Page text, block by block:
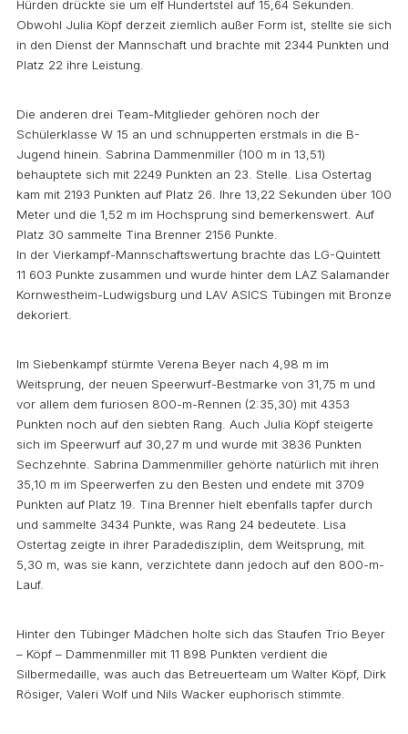
Hürden drückte sie um elf Hundertstel auf 15,64 Sekunden.
Obwohl Julia Köpf derzeit ziemlich außer Form ist, stellte sie sich
in den Dienst der Mannschaft und brachte mit 2344 Punkten und
Platz 22 ihre Leistung.
Die anderen drei Team-Mitglieder gehören noch der
Schülerklasse W 15 an und schnupperten erstmals in die B-
Jugend hinein. Sabrina Dammenmiller (100 m in 13,51)
behauptete sich mit 2249 Punkten an 23. Stelle. Lisa Ostertag
kam mit 2193 Punkten auf Platz 26. Ihre 13,22 Sekunden über 100
Meter und die 1,52 m im Hochsprung sind bemerkenswert. Auf
Platz 30 sammelte Tina Brenner 2156 Punkte.
In der Vierkampf-Mannschaftswertung brachte das LG-Quintett
11 603 Punkte zusammen und wurde hinter dem LAZ Salamander
Kornwestheim-Ludwigsburg und LAV ASICS Tübingen mit Bronze
dekoriert.
Im Siebenkampf stürmte Verena Beyer nach 4,98 m im
Weitsprung, der neuen Speerwurf-Bestmarke von 31,75 m und
vor allem dem furiosen 800-m-Rennen (2:35,30) mit 4353
Punkten noch auf den siebten Rang. Auch Julia Köpf steigerte
sich im Speerwurf auf 30,27 m und wurde mit 3836 Punkten
Sechzehnte. Sabrina Dammenmiller gehörte natürlich mit ihren
35,10 m im Speerwerfen zu den Besten und endete mit 3709
Punkten auf Platz 19. Tina Brenner hielt ebenfalls tapfer durch
und sammelte 3434 Punkte, was Rang 24 bedeutete. Lisa
Ostertag zeigte in ihrer Paradedisziplin, dem Weitsprung, mit
5,30 m, was sie kann, verzichtete dann jedoch auf den 800-m-
Lauf.
Hinter den Tübinger Mädchen holte sich das Staufen Trio Beyer
– Köpf – Dammenmiller mit 11 898 Punkten verdient die
Silbermedaille, was auch das Betreuerteam um Walter Köpf, Dirk
Rösiger, Valeri Wolf und Nils Wacker euphorisch stimmte.